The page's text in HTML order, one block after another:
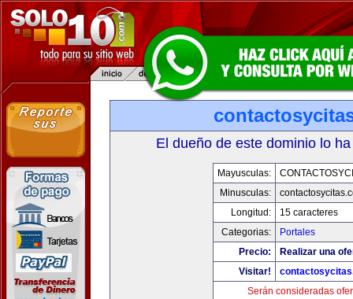
El dueño de este dominio lo
Mayusculas:
Minusculas:
Longitud:
15 caracteres
Categorias:
Portales
Precio:
Realizar una
Visitar!
Serán consideradas